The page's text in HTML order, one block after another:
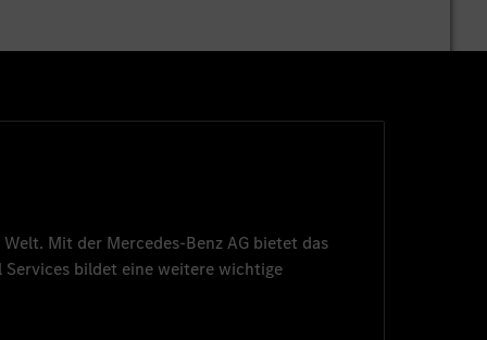
Mit der Mercedes-Benz AG bietet das
Services bildet eine weitere wichtige